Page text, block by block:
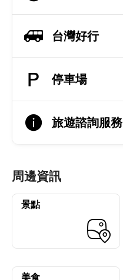
台灣好行
停車場
旅遊諮詢服務
周邊資訊
景點
美食